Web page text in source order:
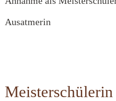
Ausatmerin